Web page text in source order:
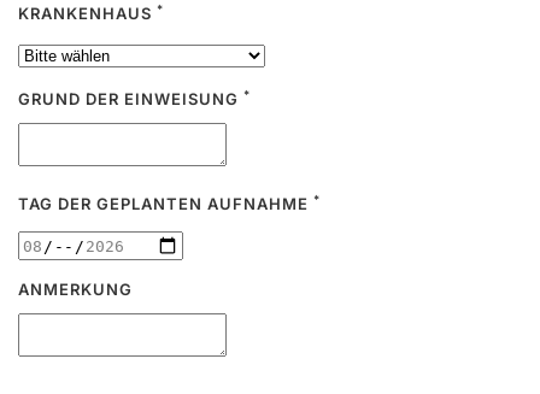
KRANKENHAUS *
GRUND DER EINWEISUNG *
TAG DER GEPLANTEN AUFNAHME *
ANMERKUNG